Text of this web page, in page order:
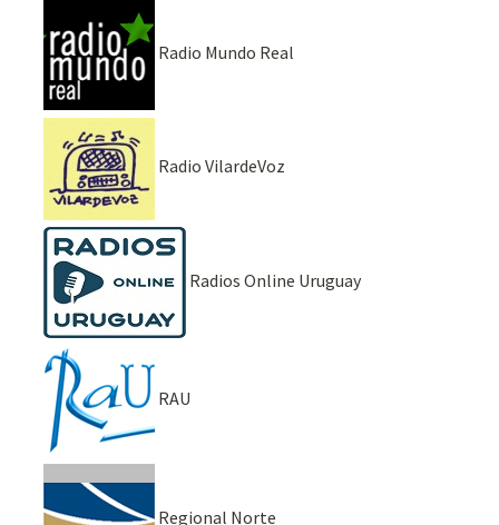
Radio Mundo Real
Radio VilardeVoz
Radios Online Uruguay
RAU
Regional Norte